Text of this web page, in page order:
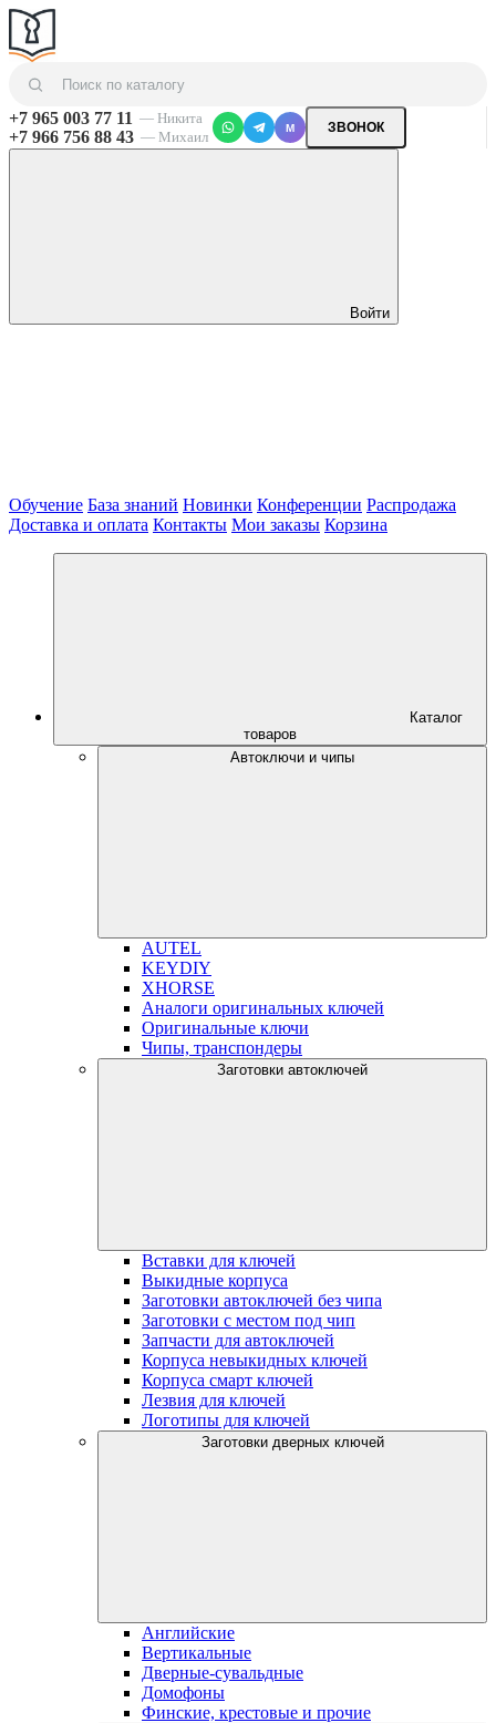
+7 965 003 77 11 — Никита
+7 966 756 88 43 — Михаил
M ЗВОНОК
Войти
Обучение База знаний Новинки Конференции Распродажа
Доставка и оплата Контакты Мои заказы Корзина
Каталог
товаров
Автоключи и чипы
AUTEL
KEYDIY
XHORSE
Аналоги оригинальных ключей
Оригинальные ключи
Чипы, транспондеры
Заготовки автоключей
Вставки для ключей
Выкидные корпуса
Заготовки автоключей без чипа
Заготовки с местом под чип
Запчасти для автоключей
Корпуса невыкидных ключей
Корпуса смарт ключей
Лезвия для ключей
Логотипы для ключей
Заготовки дверных ключей
Английские
Вертикальные
Дверные-сувальдные
Домофоны
Финские, крестовые и прочие